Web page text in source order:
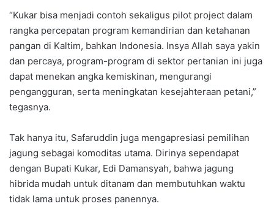
“Kukar bisa menjadi contoh sekaligus pilot project dalam
rangka percepatan program kemandirian dan ketahanan
pangan di Kaltim, bahkan Indonesia. Insya Allah saya yakin
dan percaya, program-program di sektor pertanian ini juga
dapat menekan angka kemiskinan, mengurangi
pengangguran, serta meningkatan kesejahteraan petani,”
tegasnya.
Tak hanya itu, Safaruddin juga mengapresiasi pemilihan
jagung sebagai komoditas utama. Dirinya sependapat
dengan Bupati Kukar, Edi Damansyah, bahwa jagung
hibrida mudah untuk ditanam dan membutuhkan waktu
tidak lama untuk proses panennya.